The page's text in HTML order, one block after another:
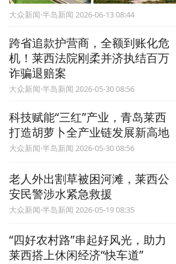
大众新闻·半岛新闻 2026-06-13 08:44
跨省追款护营商，全额到账化危
机！莱西法院刚柔并济执结百万
诈骗退赔案
大众新闻·半岛新闻 2026-05-30 08:56
科技赋能“三红”产业，青岛莱西
打造胡萝卜全产业链发展新高地
大众新闻·半岛新闻 2026-05-30 08:56
老人外出割草被困河滩，莱西公
安民警涉水紧急救援
大众新闻·半岛新闻 2026-05-19 08:35
“四好农村路”串起好风光，助力
莱西搭上休闲经济“快车道”